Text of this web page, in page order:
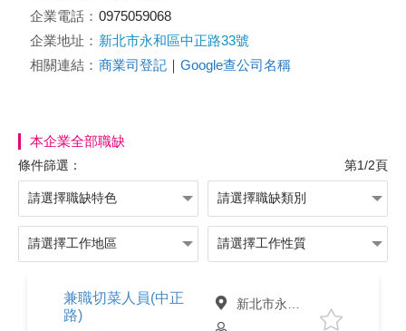
企業電話： 0975059068
企業地址： 新北市永和區中正路33號
相關連結： 商業司登記 ｜ Google查公司名稱
本企業全部職缺
條件篩選： 第1/2頁
兼職切菜人員(中正
路)
新北市永和區